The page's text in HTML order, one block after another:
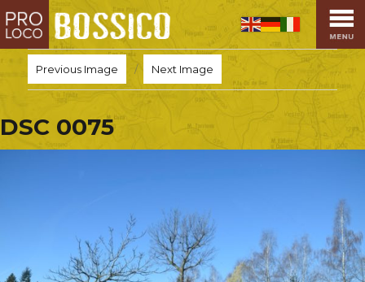
HOME
PRO LOCO
L’ALTOPIANO
PROMOZIONI
OSPITALITÀ
SAPORI TIPICI
ARTE E CULTURA
Previous Image Next Image
DSC 0075